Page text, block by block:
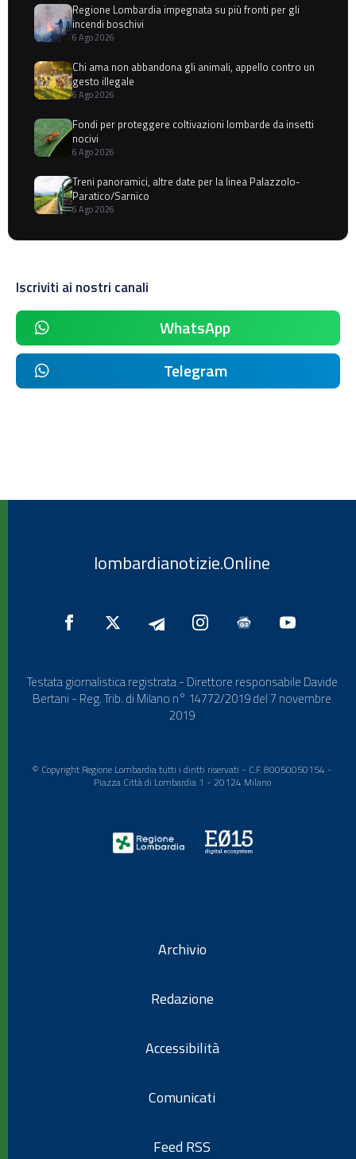
Regione Lombardia impegnata su più fronti per gli
incendi boschivi
6 Ago 2026
Chi ama non abbandona gli animali, appello contro un
gesto illegale
6 Ago 2026
Fondi per proteggere coltivazioni lombarde da insetti
nocivi
6 Ago 2026
Treni panoramici, altre date per la linea Palazzolo-
Paratico/Sarnico
6 Ago 2026
Iscriviti ai nostri canali
WhatsApp
Telegram
lombardianotizie.Online
Testata giornalistica registrata - Direttore responsabile Davide
Bertani - Reg. Trib. di Milano n° 14772/2019 del 7 novembre
2019
© Copyright Regione Lombardia tutti i diritti riservati - C.F. 80050050154 -
Piazza Città di Lombardia 1 - 20124 Milano
Archivio
Redazione
Accessibilità
Comunicati
Feed RSS